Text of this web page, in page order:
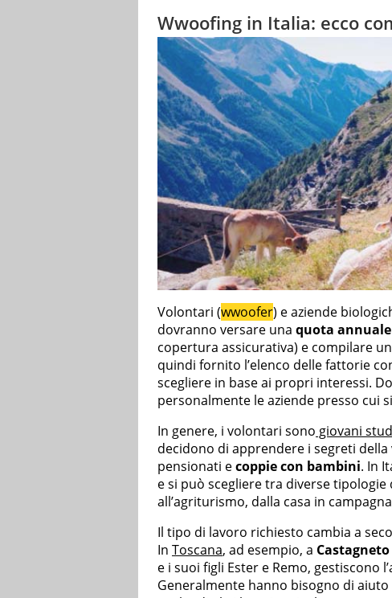
Wwoofing in Italia: ecco
Volontari (wwoofer) e aziende
dovranno versare una quota annuale
copertura assicurativa) e compilare
quindi fornito l’elenco delle fattorie
scegliere in base ai propri interessi.
personalmente le aziende presso cui
In genere, i volontari sono giovani
decidono di apprendere i segreti
pensionati ecoppie con bambini. In
e si può scegliere tra diverse tipologie
all’agriturismo, dalla casa in
Il tipo di lavoro richiesto cambia a
In Toscana, ad esempio, a
e i suoi figli Ester e Remo, gestiscono
Generalmente hanno bisogno di